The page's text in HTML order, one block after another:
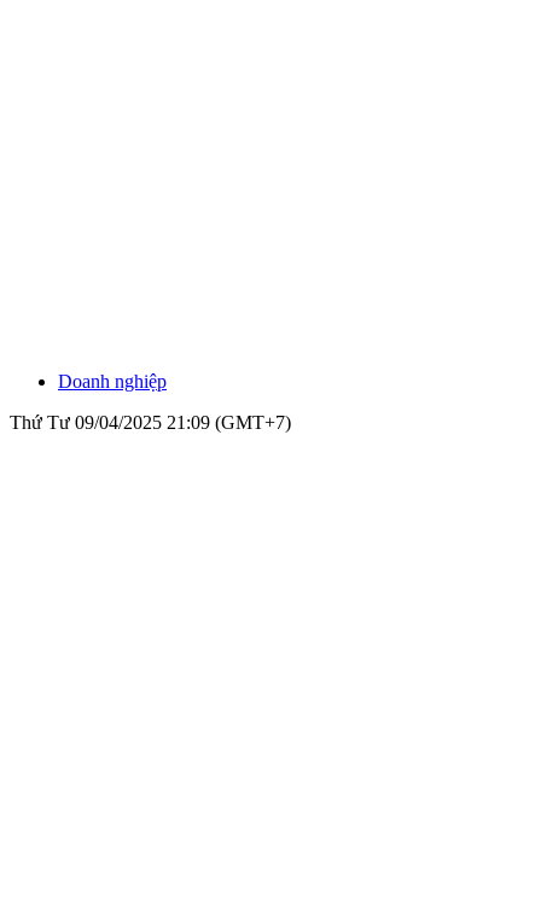
Doanh nghiệp
Thứ Tư 09/04/2025 21:09 (GMT+7)